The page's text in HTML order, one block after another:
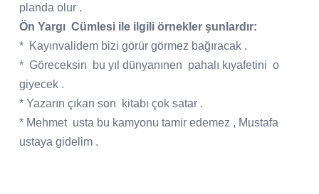
planda olur .
Ön Yargı Cümlesi ile ilgili örnekler şunlardır:
* Kayınvalidem bizi görür görmez bağıracak .
* Göreceksin bu yıl dünyanınen pahalı kıyafetini o
giyecek .
* Yazarın çıkan son
kitabı çok satar .
* Mehmet usta bu kamyonu tamir edemez , Mustafa
ustaya gidelim .